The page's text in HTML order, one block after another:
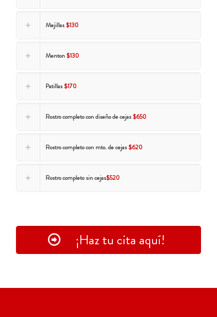
Mejillas$130
Menton$130
Patillas$170
Rostro completo con diseño de cejas$650
Rostro completo con mto. de cejas$620
Rostro completo sin cejas$520
¡Haz tu cita aquí!